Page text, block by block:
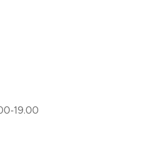
19.00